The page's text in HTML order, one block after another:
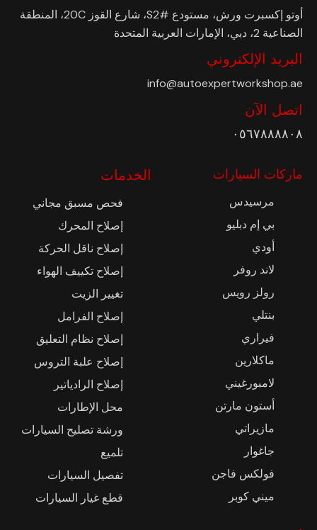
أوتو إكسبرت ورش، مستودع #S2، شارع القوز 20C، المنطقة
الصناعية 2، دبي، الإمارات العربية المتحدة
البريد الإلكتروني
info@autoexpertworkshop.ae
اتصل الآن
٠٥٦٧٨٨٨٨٠٨
ماركات السيارات
مرسيدس
بي إم دبليو
أودي
لاند روفر
رولز رويس
بنتلي
فيراري
ماكلارين
لامبورغيني
أستون مارتن
مازيراتي
جاغوار
فولكس فاجن
ميني كوبر
الخدمات
فحص مسبق مجاني
إصلاح المحرك
إصلاح ناقل الحركة
إصلاح تكييف الهواء
تغيير الزيت
إصلاح الفرامل
إصلاح نظام التعليق
إصلاح علبة التروس
إصلاح الرادياتير
محل الإطارات
ورشة تصليح السيارات
تلميع
تفصيل السيارات
قطع غيار السيارات